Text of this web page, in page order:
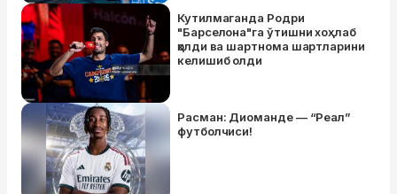
Кутилмаганда Родри
"Барселона"га ўтишни хоҳлаб
қолди ва шартнома шартларини
келишиб олди
Расман: Диоманде — “Реал”
футболчиси!